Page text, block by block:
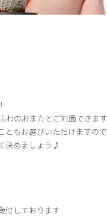
わのおまたとご対面できま
ともお選びいただけますので
決めましょう♪
付しております